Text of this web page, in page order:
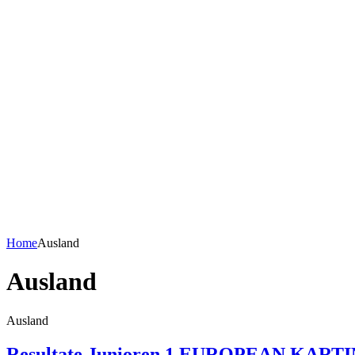
HomeAusland
Ausland
Ausland